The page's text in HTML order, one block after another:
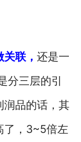
关联 ， 还是一
分三层的引
润品的话，其
了，3~5倍左